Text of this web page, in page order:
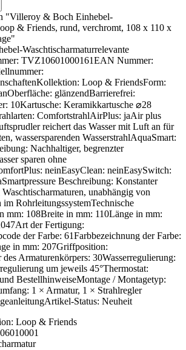
"Villeroy & Boch Einhebel-
& Friends, rund, verchromt, 108 x 110 x
Waschtischarmaturrelevante
TVZ10601000161EAN Nummer:
Loop & FriendsForm:
glänzendBarrierefrei:
10Kartusche: Keramikkartusche ⌀28
ComfortstrahlAirPlus: jaAir plus
reichert das Wasser mit Luft an für
wassersparenden WasserstrahlAquaSmart:
Nachhaltiger, begrenzter
sparen ohne
neinEasyClean: neinEasySwitch:
Beschreibung: Konstanter
unabhängig von
RohrleitungssystemTechnische
mm: 108Breite in mm: 110Länge in mm:
der Fertigung:
der Farbe: 61Farbbezeichnung der Farbe:
in mm: 207Griffposition:
Armaturenkörpers: 30Wasserregulierung:
um jeweils 45°Thermostat:
BestellhinweiseMontage / Montagetyp:
1 × Armatur, 1 × Strahlregler
Status: Neuheit
Loop & Friends